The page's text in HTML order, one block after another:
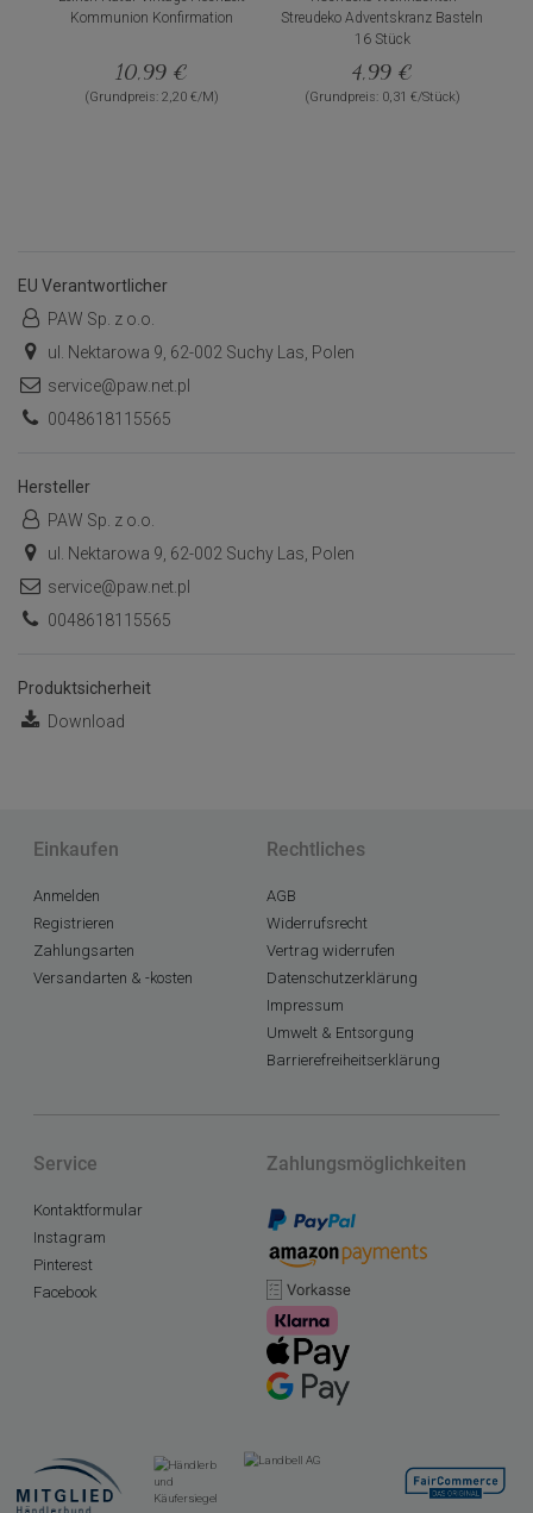
Kommunion Konfirmation
10,99 €
(Grundpreis: 2,20 €/M)
Streudeko Adventskranz Basteln
16 Stück
4,99 €
(Grundpreis: 0,31 €/Stück)
EU Verantwortlicher
PAW Sp. z o.o.
ul. Nektarowa 9, 62-002 Suchy Las, Polen
service@paw.net.pl
0048618115565
Hersteller
PAW Sp. z o.o.
ul. Nektarowa 9, 62-002 Suchy Las, Polen
service@paw.net.pl
0048618115565
Produktsicherheit
Download
Einkaufen
Anmelden
Registrieren
Zahlungsarten
Versandarten & -kosten
Rechtliches
AGB
Widerrufsrecht
Vertrag widerrufen
Datenschutzerklärung
Impressum
Umwelt & Entsorgung
Barrierefreiheitserklärung
Service
Kontaktformular
Instagram
Pinterest
Facebook
Zahlungsmöglichkeiten